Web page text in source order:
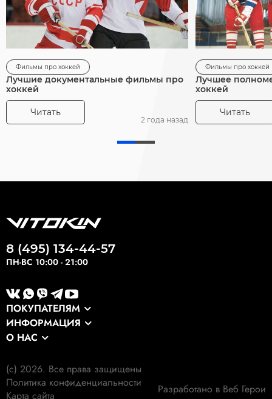
Фильмы про хоккей
Лучшие документальные фильмы про
хоккей
Читать
2 года назад
Фильмы про хоккей
Лучшее
хоккей
Читать
ПОКУПАТЕЛЯМ
Каталог
Оплата и доставка
Гарантия
ИНФОРМАЦИЯ
Оптовикам
Выкуп формы
Экология
О НАС
Наши клиенты
Наши работы
8 (495) 134-44-57
ПН-ВС 10:00 - 21:00
(c) 2026. Все права защищены
Политика конфиденциальности
Карта сайта
Разработано в Веб Герои